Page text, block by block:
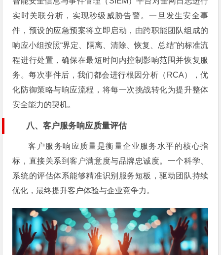
实时关联分析，实现秒级威胁告警。一旦发生安全事
件，预设的应急预案将立即启动，由跨职能团队组成的
响应小组按照“界定、隔离、清除、恢复、总结”的标准流
程进行处置，确保在最短时间内控制影响范围并恢复服
务。每次事件后，我们都会进行根因分析（RCA），优
化防御策略与响应流程，将每一次挑战转化为提升整体
安全能力的契机。
八、客户服务响应质量评估
客户服务响应质量是衡量企业服务水平的核心指
标，直接关系到客户满意度与品牌忠诚度。一个科学、
系统的评估体系能够精准识别服务短板，驱动团队持续
优化，最终提升客户体验与企业竞争力。